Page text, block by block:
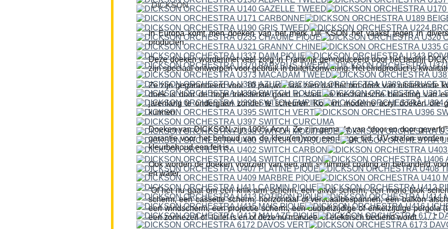
DICKSON
In Europa komt men doeken van het merk DICKSON het vaakst tegen in
producten.
Deze doeken wordenmet veel zorg in Frankrijk geproduceerd door het bedrijf
zijn speciaal ontworpen voor gebruik in buitenzonwering. Het eindproduct is
Ze zijn gegarandeerd voor 10 jaar,wat laat zien dat het om doek van uitstekende
doek is door de hoge treksterkte goed in staat de mechanische belasting van
jarenlang te ondergaan zonder te scheuren. Kortom; moderne acryl doeken die
kunnen.
Doeken van DICKSON zijn 100% Acryl. Ze zijn gemaakt van “door en door
garantie voor het behoud van de kleur(en)voor een lange tijd. UV-stralen worden
kleurbehoud een feit is.
Ook worden de doeken voorzien van een anti schimmel coating en behandeld
en water.
“Of het nu gaat om een knik-arm scherm, een uitval scherm, een mono blok
scherm, een cassette scherm, horizontaal of verticaalbespannen, een balkon
een windscherm, een projectie scherm, een dubbelzijdige of enkelzijdige pergola
een zonnezeil of -luifel is en of deze nu manueel of elektrisch bediend wordt…….”